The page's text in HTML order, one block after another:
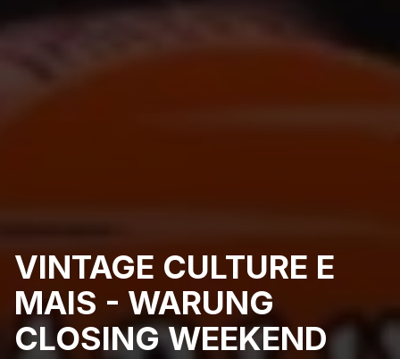
VINTAGE CULTURE E
MAIS - WARUNG
CLOSING WEEKEND